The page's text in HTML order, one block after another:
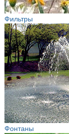
Фильтры
Фонтаны